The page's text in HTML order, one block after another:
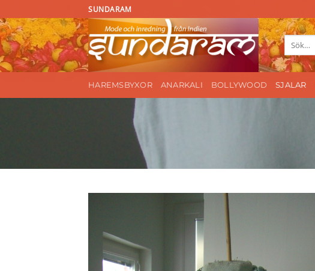
to
content
SUNDARAM
Sök
HAREMSBYXOR ANARKALI BOLLYWOOD SJALAR